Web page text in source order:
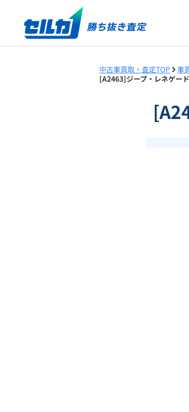
中古車買取・査定TOP 車
[A2463]ジープ・レネゲー